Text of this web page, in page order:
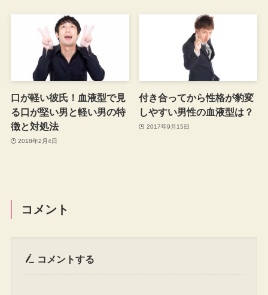
口が軽い彼氏！血液型で見
る口が堅い男と軽い男の特
徴と対処法
2018年2月4日
付き合ってから性格が豹変
しやすい男性の血液型は？
2017年9月15日
コメント
コメントする